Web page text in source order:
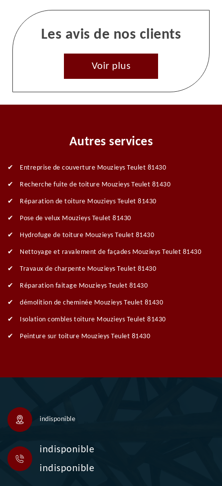
Les avis de nos clients
Voir plus
Autres services
Entreprise de couverture Mouzieys Teulet 81430
Recherche fuite de toiture Mouzieys Teulet 81430
Réparation de toiture Mouzieys Teulet 81430
Pose de velux Mouzieys Teulet 81430
Hydrofuge de toiture Mouzieys Teulet 81430
Nettoyage et ravalement de façades Mouzieys Teulet 81430
Travaux de charpente Mouzieys Teulet 81430
Réparation faitage Mouzieys Teulet 81430
démolition de cheminée Mouzieys Teulet 81430
Isolation combles toiture Mouzieys Teulet 81430
Peinture sur toiture Mouzieys Teulet 81430
indisponible
indisponible
indisponible